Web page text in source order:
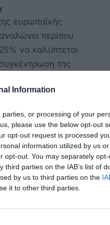
Information
or processing of your
please use the below opt-out
opt-out request is processed
information utilized by us
opt-out. You may separately
parties on the IAB’s list of
by us to third parties on the
it to other third parties.
ευρωπαϊκής
περίπου
να καλύπτεται
της
(Βραζιλία,
εντάσεων,
των
από 25%
Αγροτική
Η λογική
να
και